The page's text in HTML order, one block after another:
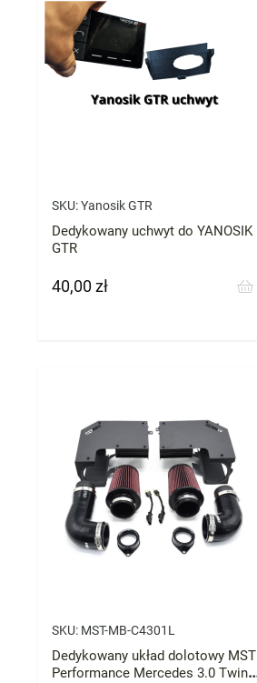
SKU: Yanosik GTR
Dedykowany uchwyt do YANOSIK
GTR
Cena
40,00 zł
SKU: MST-MB-C4301L
Dedykowany układ dolotowy MST
Performance Mercedes 3.0 Twin